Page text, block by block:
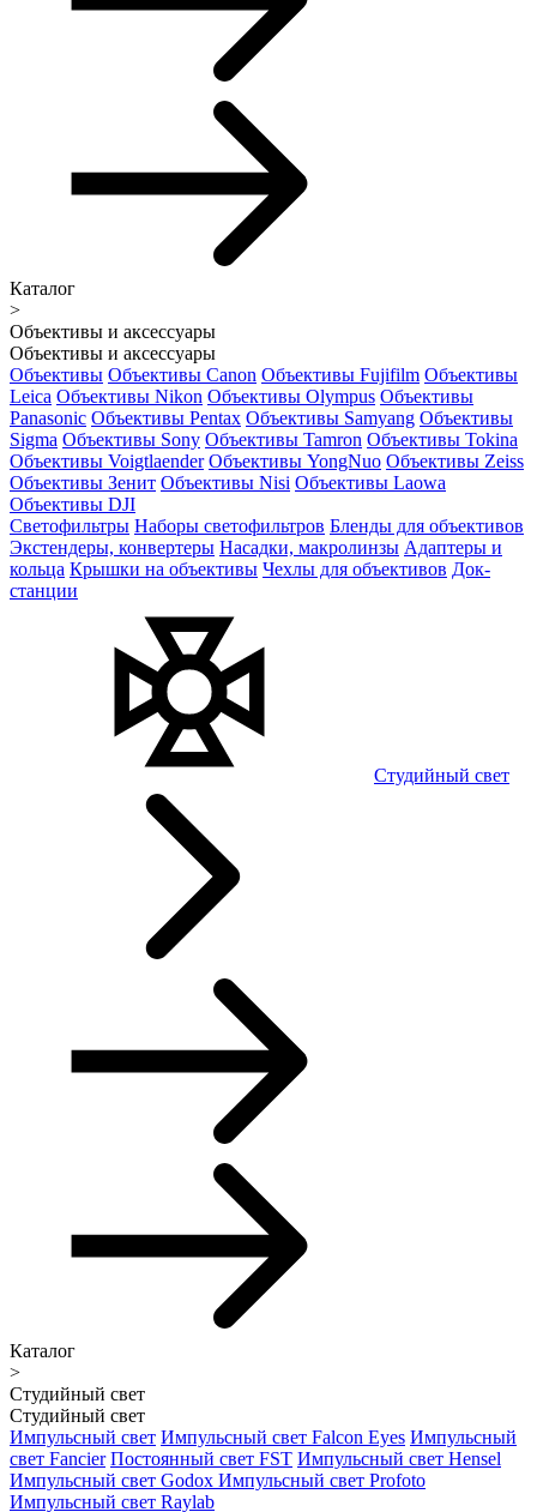
Каталог
>
Объективы и аксессуары
Объективы и аксессуары
Объективы Объективы Canon Объективы Fujifilm Объективы
Leica Объективы Nikon Объективы Olympus Объективы
Panasonic Объективы Pentax Объективы Samyang Объективы
Sigma Объективы Sony Объективы Tamron Объективы Tokina
Объективы Voigtlaender Объективы YongNuo Объективы Zeiss
Объективы Зенит Объективы Nisi Объективы Laowa
Объективы DJI
Светофильтры Наборы светофильтров Бленды для объективов
Экстендеры, конвертеры Насадки, макролинзы Адаптеры и
кольца Крышки на объективы Чехлы для объективов Док-
станции
Студийный свет
Каталог
>
Студийный свет
Студийный свет
Импульсный свет Импульсный свет Falcon Eyes Импульсный
свет Fancier Постоянный свет FST Импульсный свет Hensel
Импульсный свет Godox Импульсный свет Profoto
Импульсный свет Raylab